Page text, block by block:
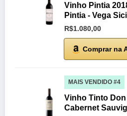
Vinho Pintia
Pintia - Vega
R$1.080,00
Comprar na
MAIS VENDIDO #4
Vinho Tinto
Cabernet